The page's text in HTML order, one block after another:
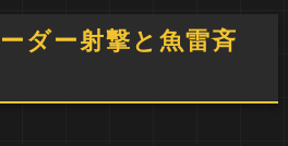
ダー射撃と魚雷斉